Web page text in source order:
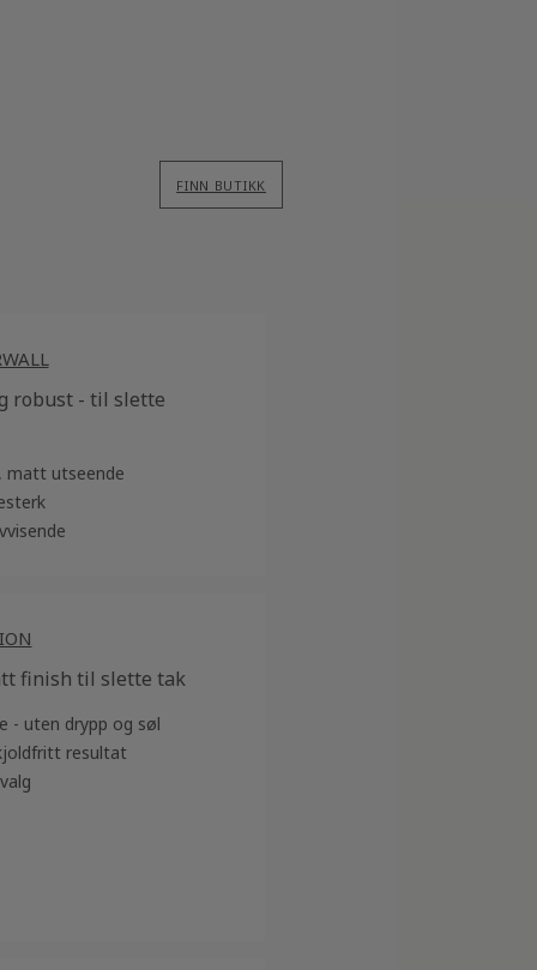
FINN BUTIKK
robust - til slette
matt utseende
finish til slette tak
- uten drypp og søl
resultat